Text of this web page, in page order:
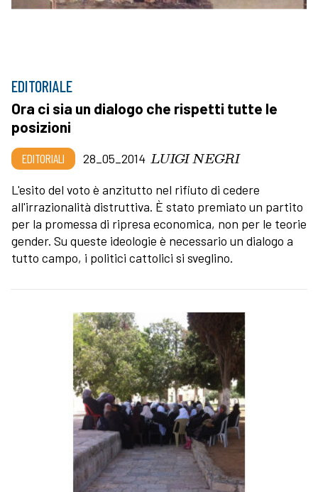
EDITORIALE
Ora ci sia un dialogo che rispetti tutte le
posizioni
EDITORIALI 28_05_2014 LUIGI NEGRI
L'esito del voto è anzitutto nel rifiuto di cedere
all'irrazionalità distruttiva. È stato premiato un partito
per la promessa di ripresa economica, non per le teorie
gender. Su queste ideologie è necessario un dialogo a
tutto campo, i politici cattolici si sveglino.